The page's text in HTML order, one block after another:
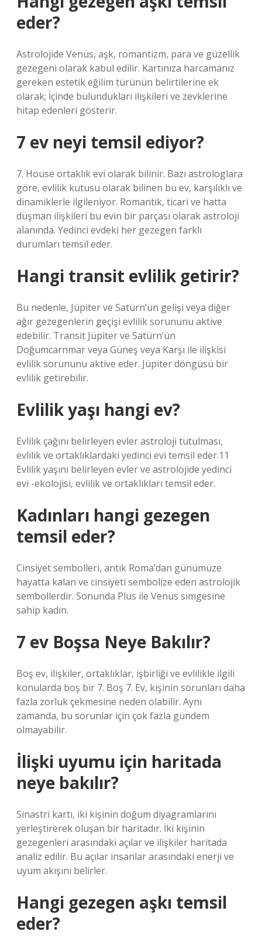
eder?
Astrolojide Venüs, aşk, romantizm, para ve güzellik
gezegeni olarak kabul edilir. Kartınıza harcamanız
gereken estetik eğilim türünün belirtilerine ek
olarak; İçinde bulundukları ilişkileri ve zevklerine
hitap edenleri gösterir.
7 ev neyi temsil ediyor?
7. House ortaklık evi olarak bilinir. Bazı astrologlara
göre, evlilik kutusu olarak bilinen bu ev, karşılıklı ve
dinamiklerle ilgileniyor. Romantik, ticari ve hatta
düşman ilişkileri bu evin bir parçası olarak astroloji
alanında. Yedinci evdeki her gezegen farklı
durumları temsil eder.
Hangi transit evlilik getirir?
Bu nedenle, Jüpiter ve Satürn’ün gelişi veya diğer
ağır gezegenlerin geçişi evlilik sorununu aktive
edebilir. Transit Jüpiter ve Satürn’ün
Doğumcarnmar veya Güneş veya Karşı ile ilişkisi
evlilik sorununu aktive eder. Jüpiter döngüsü bir
evlilik getirebilir.
Evlilik yaşı hangi ev?
Evlilik çağını belirleyen evler astroloji tutulması,
evlilik ve ortaklıklardaki yedinci evi temsil eder.11
Evlilik yaşını belirleyen evler ve astrolojide yedinci
evi -ekolojisi, evlilik ve ortaklıkları temsil eder.
Kadınları hangi gezegen
temsil eder?
Cinsiyet sembolleri, antik Roma’dan günümüze
hayatta kalan ve cinsiyeti sembolize eden astrolojik
sembollerdir. Sonunda Plus ile Venüs simgesine
sahip kadın.
7 ev Boşsa Neye Bakılır?
Boş ev, ilişkiler, ortaklıklar, işbirliği ve evlilikle ilgili
konularda boş bir 7. Boş 7. Ev, kişinin sorunları daha
fazla zorluk çekmesine neden olabilir. Aynı
zamanda, bu sorunlar için çok fazla gündem
olmayabilir.
İlişki uyumu için haritada
neye bakılır?
Sinastri kartı, iki kişinin doğum diyagramlarını
yerleştirerek oluşan bir haritadır. İki kişinin
gezegenleri arasındaki açılar ve ilişkiler haritada
analiz edilir. Bu açılar insanlar arasındaki enerji ve
uyum akışını belirler.
Hangi gezegen aşkı temsil
eder?